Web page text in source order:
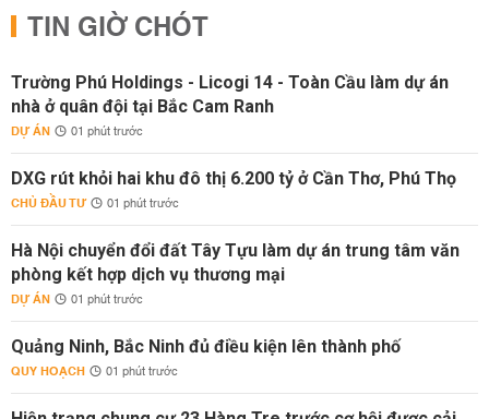
TIN GIỜ CHÓT
Trường Phú Holdings - Licogi 14 - Toàn Cầu làm dự án
nhà ở quân đội tại Bắc Cam Ranh
DỰ ÁN 01 phút trước
DXG rút khỏi hai khu đô thị 6.200 tỷ ở Cần Thơ, Phú Thọ
CHỦ ĐẦU TƯ 01 phút trước
Hà Nội chuyển đổi đất Tây Tựu làm dự án trung tâm văn
phòng kết hợp dịch vụ thương mại
DỰ ÁN 01 phút trước
Quảng Ninh, Bắc Ninh đủ điều kiện lên thành phố
QUY HOẠCH 01 phút trước